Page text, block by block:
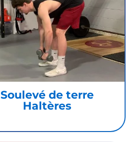
Soulevé de terre
Haltères